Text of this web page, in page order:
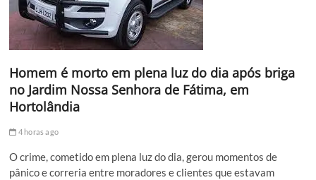
Homem é morto em plena luz do dia após briga
no Jardim Nossa Senhora de Fátima, em
Hortolândia
4 horas ago
O crime, cometido em plena luz do dia, gerou momentos de
pânico e correria entre moradores e clientes que estavam